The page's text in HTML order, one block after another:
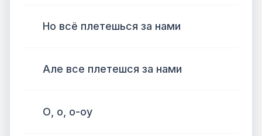
Но всё плетешься за нами
Але все плетешся за нами
О, о, о-оу